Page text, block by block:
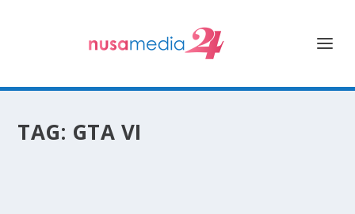
TAG: GTA VI